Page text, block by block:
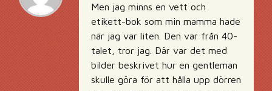
Men jag minns en vett och
etikett-bok som min mamma hade
när jag var liten. Den var från 40-
talet, tror jag. Där var det med
bilder beskrivet hur en gentleman
skulle göra för att hålla upp dörren